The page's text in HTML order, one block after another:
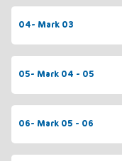
04- Mark 03
05- Mark 04 - 05
06- Mark 05 - 06